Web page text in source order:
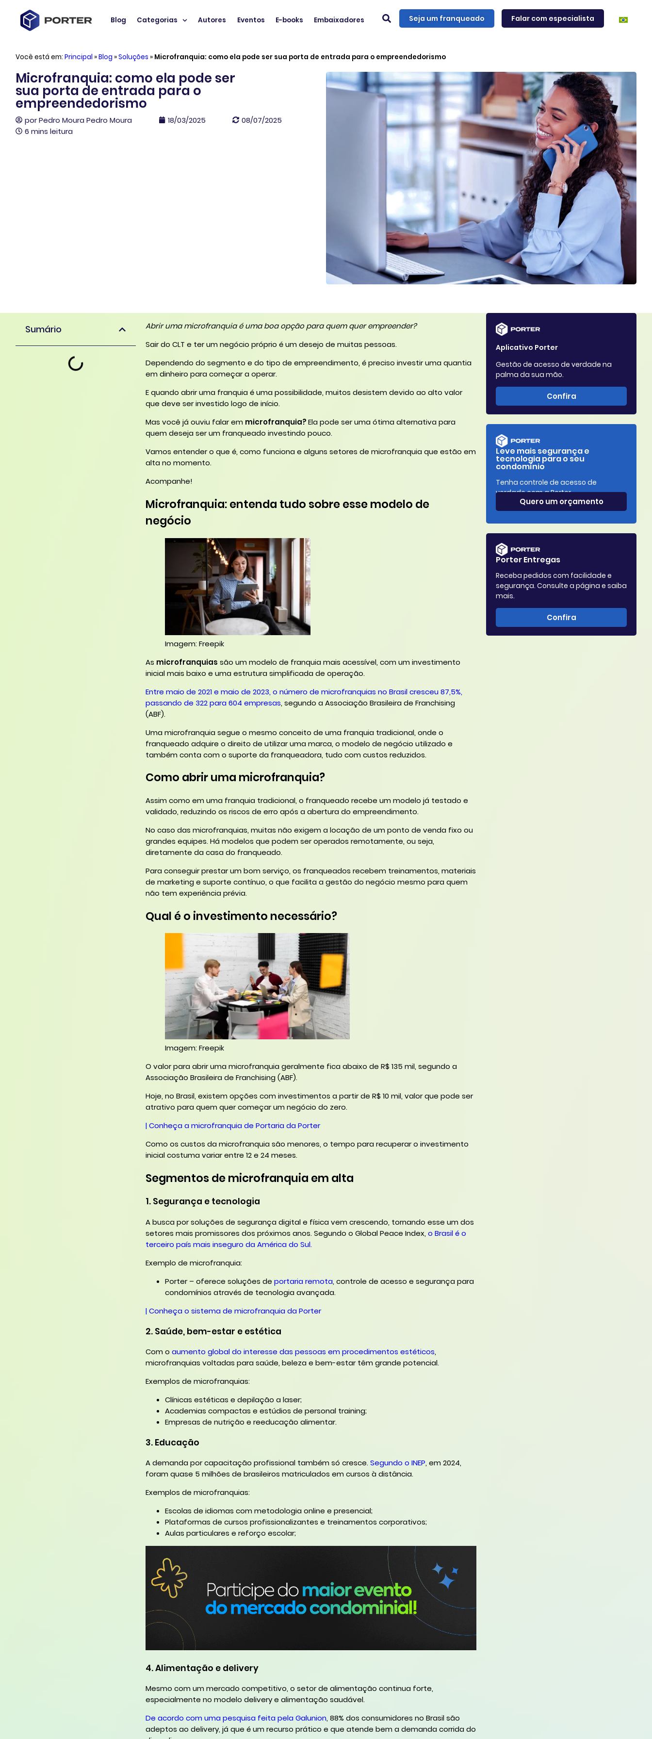
Blog Categorias Autores Eventos E-books Embaixadores Seja um franqueado Falar com especialista
Você está em: Principal »Blog »Soluções » Microfranquia: como ela pode ser sua porta de entrada para o empreendedorismo
Microfranquia: como ela pode ser
sua porta de entrada para o
empreendedorismo
porPedro Moura Pedro Moura 18/03/2025
08/07/2025
6 mins leitura
Sumário
Abrir uma microfranquia é uma boa opção para quem quer empreender?
Sair do CLT e ter um negócio próprio é um desejo de muitas pessoas.
Dependendo do segmento e do tipo de empreendimento, é preciso investir uma quantia
em dinheiro para começar a operar.
E quando abrir uma franquia é uma possibilidade, muitos desistem devido ao alto valor
que deve ser investido logo de início.
Mas você já ouviu falar em microfranquia?Ela pode ser uma ótima alternativa para
quem deseja ser um franqueado investindo pouco.
Vamos entender o que é, como funciona e alguns setores de microfranquia que estão em
alta no momento.
Acompanhe!
Microfranquia: entenda tudo sobre esse modelo de
negócio
Imagem: Freepik
As microfranquias são um modelo de franquia mais acessível, com um investimento
inicial mais baixo e uma estrutura simplificada de operação.
Entre maio de 2021 e maio de 2023, o número de microfranquias no Brasil cresceu 87,5%,
passando de 322 para 604 empresas, segundo a Associação Brasileira de Franchising
(ABF).
Uma microfranquia segue o mesmo conceito de uma franquia tradicional, onde o
franqueado adquire o direito de utilizar uma marca, o modelo de negócio utilizado e
também conta com o suporte da franqueadora, tudo com custos reduzidos.
Como abrir uma microfranquia?
Assim como em uma franquia tradicional, o franqueado recebe um modelo já testado e
validado, reduzindo os riscos de erro após a abertura do empreendimento.
No caso das microfranquias, muitas não exigem a locação de um ponto de venda fixo ou
grandes equipes. Há modelos que podem ser operados remotamente, ou seja,
diretamente da casa do franqueado.
Para conseguir prestar um bom serviço, os franqueados recebem treinamentos, materiais
de marketing e suporte contínuo, o que facilita a gestão do negócio mesmo para quem
não tem experiência prévia.
Qual é o investimento necessário?
Imagem: Freepik
O valor para abrir uma microfranquia geralmente fica abaixo de R$ 135 mil, segundo a
Associação Brasileira de Franchising (ABF).
Hoje, no Brasil, existem opções com investimentos a partir de R$ 10 mil, valor que pode ser
atrativo para quem quer começar um negócio do zero.
| Conheça a microfranquia de Portaria da Porter
Como os custos da microfranquia são menores, o tempo para recuperar o investimento
inicial costuma variar entre 12 e 24 meses.
Segmentos de microfranquia em alta
1. Segurança e tecnologia
A busca por soluções de segurança digital e física vem crescendo, tornando esse um dos
setores mais promissores dos próximos anos. Segundo o Global Peace Index, o Brasil é o
terceiro país mais inseguro da América do Sul.
Exemplo de microfranquia:
Porter – oferece soluções de portaria remota, controle de acesso e segurança para
condomínios através de tecnologia avançada.
| Conheça o sistema de microfranquia da Porter
2. Saúde, bem-estar e estética
Com o aumento global do interesse das pessoas em procedimentos estéticos,
microfranquias voltadas para saúde, beleza e bem-estar têm grande potencial.
Exemplos de microfranquias:
Clínicas estéticas e depilação a laser;
Academias compactas e estúdios de personal training;
Empresas de nutrição e reeducação alimentar.
3. Educação
A demanda por capacitação profissional também só cresce. Segundo o INEP, em 2024,
foram quase 5 milhões de brasileiros matriculados em cursos à distância.
Exemplos de microfranquias:
Escolas de idiomas com metodologia online e presencial;
Plataformas de cursos profissionalizantes e treinamentos corporativos;
Aulas particulares e reforço escolar;
4. Alimentação e delivery
Mesmo com um mercado competitivo, o setor de alimentação continua forte,
especialmente no modelo delivery e alimentação saudável.
De acordo com uma pesquisa feita pela Galunion, 88% dos consumidores no Brasil são
adeptos ao delivery, já que é um recurso prático e que atende bem a demanda corrida do
Aplicativo Porter
Gestão de acesso de verdade na
palma da sua mão.
Confira
Leve mais segurança e
tecnologia para o seu
condomínio
Tenha controle de acesso de
verdade com a Porter.
Quero um orçamento
Porter Entregas
Receba pedidos com facilidade e
segurança. Consulte a página e saiba
mais.
Confira